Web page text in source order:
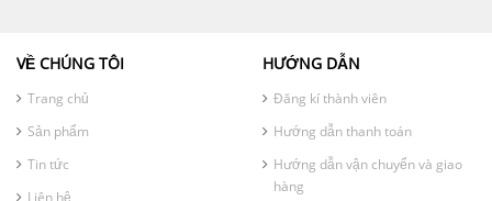
VỀ CHÚNG TÔI
Trang chủ
Sản phẩm
Tin tức
Liên hệ
HƯỚNG DẪN
Đăng kí thành viên
Hướng dẫn thanh toán
Hướng dẫn vận chuyển và giao
hàng